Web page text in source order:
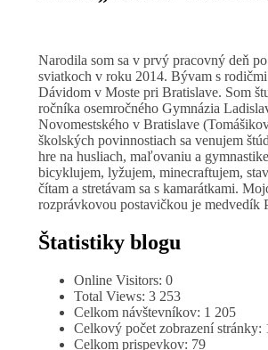
Narodila som sa v prvý pracovný deň
sviatkoch v roku 2014. Bývam s
Dávidom v Moste pri Bratislave. Som
ročníka osemročného Gymnázia
Novomestského v Bratislave
školských povinnostiach sa venujem
hre na husliach, maľovaniu a
bicyklujem, lyžujem, minecraftujem,
čítam a stretávam sa s kamarátkami.
rozprávkovou postavičkou je medvedík
Štatistiky blogu
Online Visitors: 0
Total Views: 3 253
Celkom návštevníkov: 1 205
Celkový počet zobrazení stránky:
Celkom prispevkov: 79